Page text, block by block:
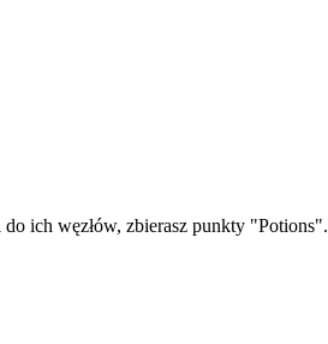
ich węzłów, zbierasz punkty "Potions".